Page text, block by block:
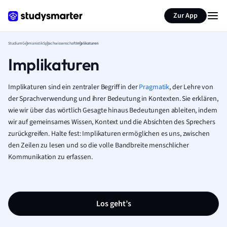
Zur App
StudiumGermanistikSprachwissenschaftImplikaturen
Implikaturen
Implikaturen sind ein zentraler Begriff in derPragmatik, der Lehre von
der Sprachverwendung und ihrer Bedeutung in Kontexten. Sie erklären,
wie wir über das wörtlich Gesagte hinaus Bedeutungen ableiten, indem
wir auf gemeinsames Wissen, Kontext und die Absichten des Sprechers
zurückgreifen. Halte fest: Implikaturen ermöglichen es uns, zwischen
den Zeilen zu lesen und so die volle Bandbreite menschlicher
Kommunikation zu erfassen.
Los geht’s